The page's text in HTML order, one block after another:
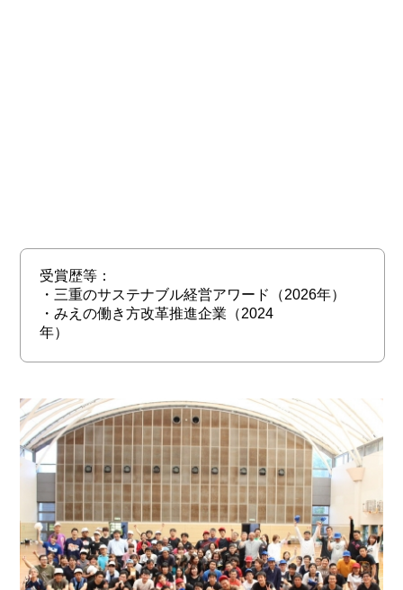
受賞歴等：
・三重のサステナブル経営アワード（2026年）
・みえの働き方改革推進企業（2024
年）